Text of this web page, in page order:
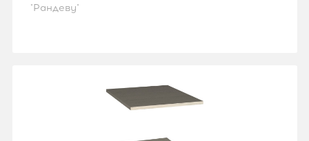
"Рандеву"